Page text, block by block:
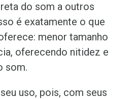
do som a outros
é exatamente o que
menor tamanho
oferecendo nitidez e
som.
uso, pois, com seus